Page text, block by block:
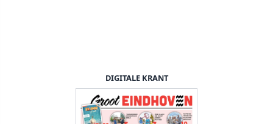
DIGITALE KRANT